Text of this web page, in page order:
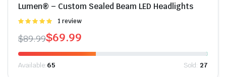
Lumen® – Custom Sealed Beam LED Headlights
Được
5.005 sao
1 review
$89.99$69.99
Available:65 Sold: 27